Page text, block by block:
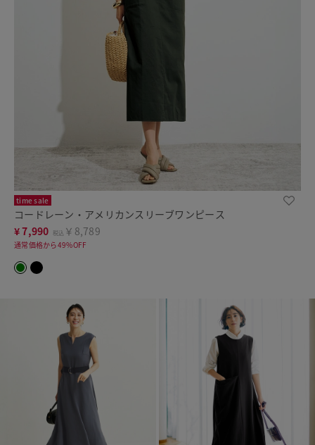
time sale
コードレーン・アメリカンスリーブワンピース
¥7,990 税込 ￥8,789
通常価格から49%OFF